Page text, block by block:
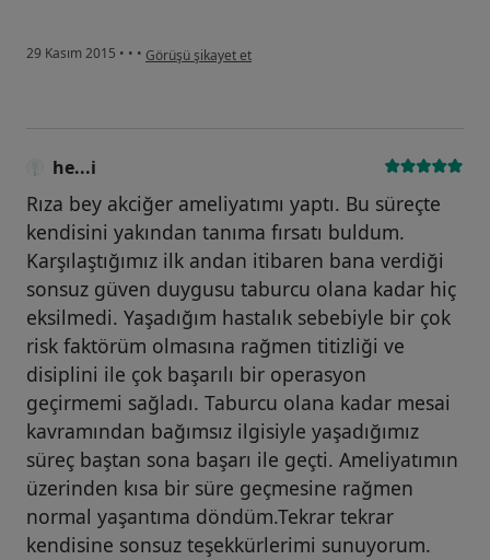
29 Kasım 2015 • • • kullanıcının görüşüne göre he...i
Görüşü şikayet et
he...i
Rıza bey akciğer ameliyatımı yaptı. Bu süreçte
kendisini yakından tanıma fırsatı buldum.
Karşılaştığımız ilk andan itibaren bana verdiği
sonsuz güven duygusu taburcu olana kadar hiç
eksilmedi. Yaşadığım hastalık sebebiyle bir çok
risk faktörüm olmasına rağmen titizliği ve
disiplini ile çok başarılı bir operasyon
geçirmemi sağladı. Taburcu olana kadar mesai
kavramından bağımsız ilgisiyle yaşadığımız
süreç baştan sona başarı ile geçti. Ameliyatımın
üzerinden kısa bir süre geçmesine rağmen
normal yaşantıma döndüm.Tekrar tekrar
kendisine sonsuz teşekkürlerimi sunuyorum.